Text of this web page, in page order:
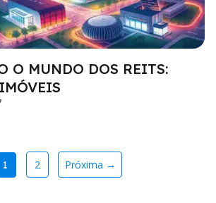
O MUNDO DOS REITS:
1 2 Próxima →